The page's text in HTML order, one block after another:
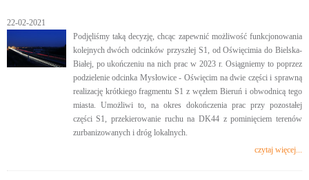
22-02-2021
Podjęliśmy taką decyzję, chcąc zapewnić możliwość funkcjonowania
kolejnych dwóch odcinków przyszłej S1, od Oświęcimia do Bielska-
Białej, po ukończeniu na nich prac w 2023 r. Osiągniemy to poprzez
podzielenie odcinka Mysłowice - Oświęcim na dwie części i sprawną
realizację krótkiego fragmentu S1 z węzłem Bieruń i obwodnicą tego
miasta. Umożliwi to, na okres dokończenia prac przy pozostałej
części S1, przekierowanie ruchu na DK44 z pominięciem terenów
zurbanizowanych i dróg lokalnych.
czytaj więcej...